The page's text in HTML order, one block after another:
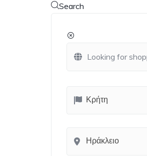
Search
Κρήτη
Ηράκλειο